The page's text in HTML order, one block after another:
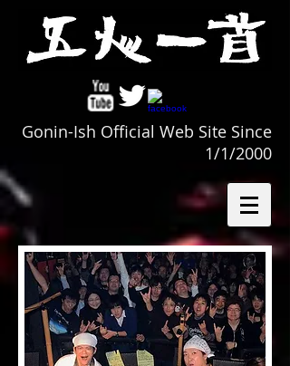
Gonin-Ish Official Web Site Since
1/1/2000